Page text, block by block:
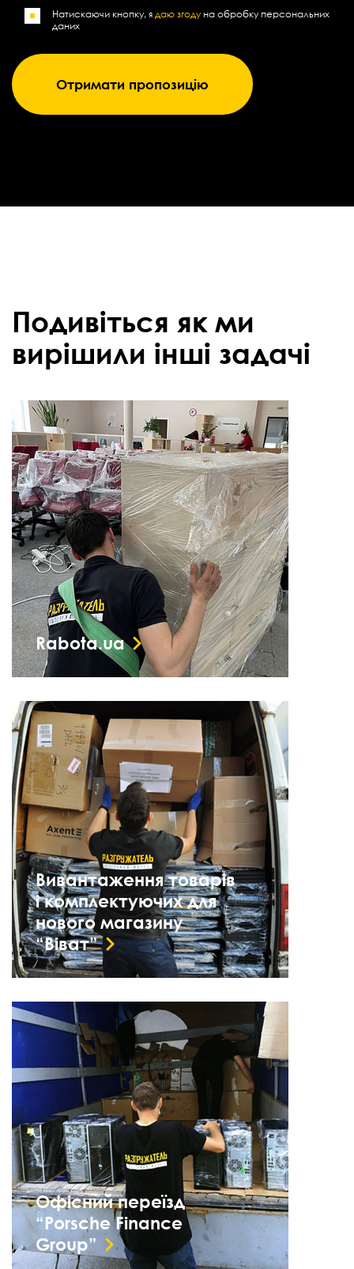
Натискаючи кнопку, я даю згоду на обробку персональних
даних
Подивіться як ми
вирішили інші задачі
Rabota.ua
Вивантаження товарів
і комплектуючих для
нового магазину
“Віват”
Офісний переїзд
“Porsche Finance
Group”